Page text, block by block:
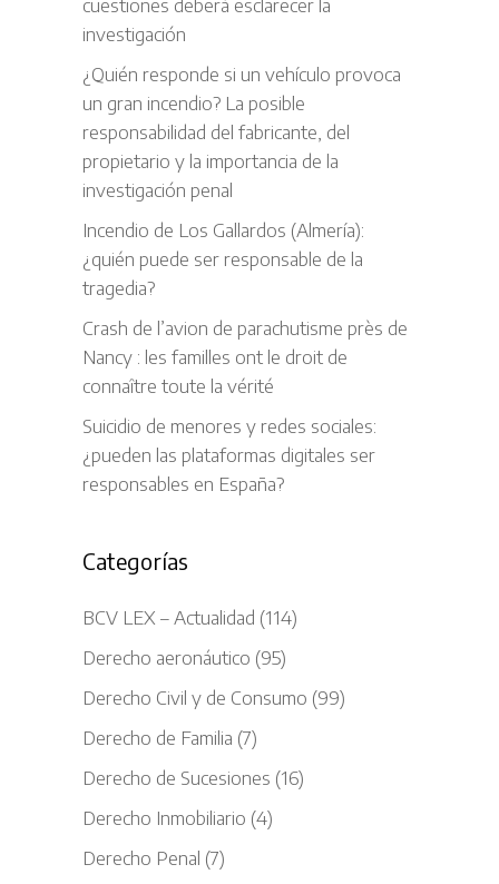
investigación
¿Quién responde si un vehículo provoca
un gran incendio? La posible
responsabilidad del fabricante, del
propietario y la importancia de la
investigación penal
Incendio de Los Gallardos (Almería):
¿quién puede ser responsable de la
tragedia?
Crash de l’avion de parachutisme près de
Nancy : les familles ont le droit de
connaître toute la vérité
Suicidio de menores y redes sociales:
¿pueden las plataformas digitales ser
responsables en España?
Categorías
BCV LEX – Actualidad (114)
Derecho aeronáutico (95)
Derecho Civil y de Consumo (99)
Derecho de Familia (7)
Derecho de Sucesiones (16)
Derecho Inmobiliario (4)
Derecho Penal (7)